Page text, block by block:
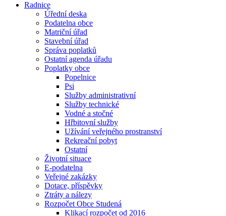
Radnice
Úřední deska
Podatelna obce
Matriční úřad
Stavební úřad
Správa poplatků
Ostatní agenda úřadu
Poplatky obce
Popelnice
Psi
Služby administrativní
Služby technické
Vodné a stočné
Hřbitovní služby
Užívání veřejného prostranství
Rekreační pobyt
Ostatní
Životní situace
E-podatelna
Veřejné zakázky
Dotace, příspěvky
Ztráty a nálezy
Rozpočet Obce Studená
Klikací rozpočet od 2016